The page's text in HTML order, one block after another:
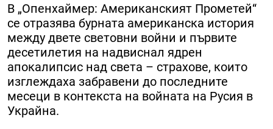
В „Опенхаймер: Американският Прометей“
се отразява бурната американска история
между двете световни войни и първите
десетилетия на надвиснал ядрен
апокалипсис над света – страхове, които
изглеждаха забравени до последните
месеци в контекста на войната на Русия в
Украйна.